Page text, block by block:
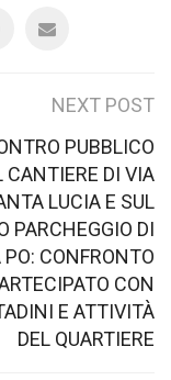
NEXT POST
PUBBLICO
CANTIERE DI VIA
LUCIA E SUL
PARCHEGGIO DI
PO: CONFRONTO
CON
E ATTIVITÀ
DEL QUARTIERE